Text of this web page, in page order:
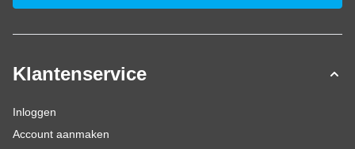
Klantenservice
Inloggen
Account aanmaken